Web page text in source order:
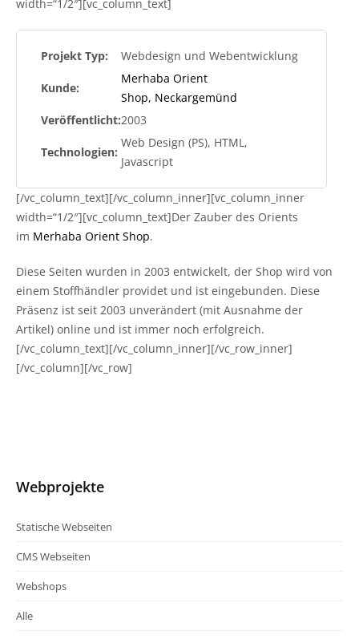
width=“1/2″][vc_column_text]
Projekt Typ: Webdesign und Webentwicklung
Kunde:
Merhaba Orient
Shop, Neckargemünd
Veröffentlicht:2003
Technologien:
Web Design (PS), HTML,
Javascript
[/vc_column_text][/vc_column_inner][vc_column_inner
width=“1/2″][vc_column_text]Der Zauber des Orients
im Merhaba Orient Shop.
Diese Seiten wurden in 2003 entwickelt, der Shop wird von
einem Stoffhändler providet und ist eingebunden. Diese
Präsenz ist seit 2003 unverändert (mit Ausnahme der
Artikel) online und ist immer noch erfolgreich.
[/vc_column_text][/vc_column_inner][/vc_row_inner]
[/vc_column][/vc_row]
Webprojekte
Statische Webseiten
CMS Webseiten
Webshops
Alle